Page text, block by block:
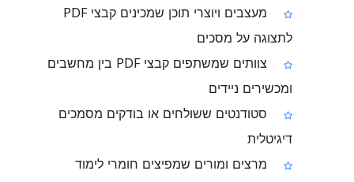
מעצבים ויוצרי תוכן שמכינים קבצי PDF
לתצוגה על מסכים
צוותים שמשתפים קבצי PDF בין מחשבים
ומכשירים ניידים
סטודנטים ששולחים או בודקים מסמכים
דיגיטלית
מרצים ומורים שמפיצים חומרי לימוד